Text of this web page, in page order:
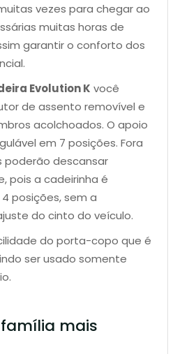
vezes para chegar ao
muitas horas de
garantir o conforto dos
Evolution K você
de assento removível e
acolchoados. O apoio
em 7 posições. Fora
poderão descansar
pois a cadeirinha é
posições, sem a
do cinto do veículo.
do porta-copo que é
ser usado somente
mais